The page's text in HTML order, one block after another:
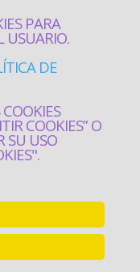
PARA
USUARIO.
DE
COOKIES” O
SU USO